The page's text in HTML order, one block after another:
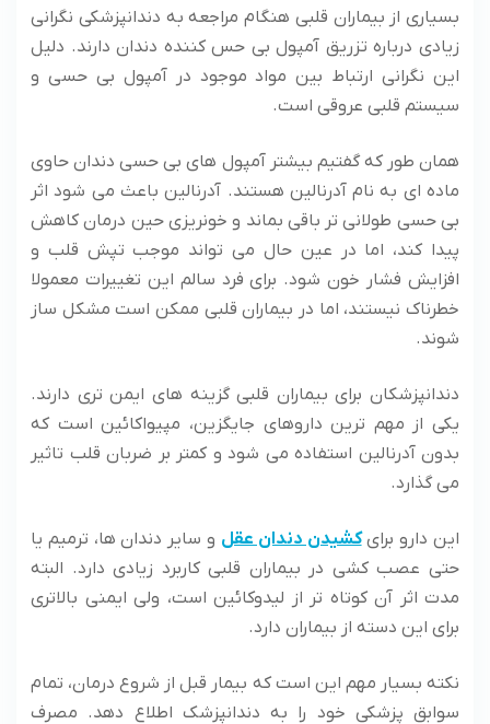
بسیاری از بیماران قلبی هنگام مراجعه به دندانپزشکی نگرانی
زیادی درباره تزریق آمپول بی حس کننده دندان دارند. دلیل
این نگرانی ارتباط بین مواد موجود در آمپول بی حسی و
سیستم قلبی عروقی است.
همان طور که گفتیم بیشتر آمپول های بی حسی دندان حاوی
ماده ای به نام آدرنالین هستند. آدرنالین باعث می شود اثر
بی حسی طولانی تر باقی بماند و خونریزی حین درمان کاهش
پیدا کند، اما در عین حال می تواند موجب تپش قلب و
افزایش فشار خون شود. برای فرد سالم این تغییرات معمولا
خطرناک نیستند، اما در بیماران قلبی ممکن است مشکل ساز
شوند.
دندانپزشکان برای بیماران قلبی گزینه های ایمن تری دارند.
یکی از مهم ترین داروهای جایگزین، مپیواکائین است که
بدون آدرنالین استفاده می شود و کمتر بر ضربان قلب تاثیر
می گذارد.
این دارو برایکشیدن دندان عقل و سایر دندان ها، ترمیم یا
حتی عصب کشی در بیماران قلبی کاربرد زیادی دارد. البته
مدت اثر آن کوتاه تر از لیدوکائین است، ولی ایمنی بالاتری
برای این دسته از بیماران دارد.
نکته بسیار مهم این است که بیمار قبل از شروع درمان، تمام
سوابق پزشکی خود را به دندانپزشک اطلاع دهد. مصرف